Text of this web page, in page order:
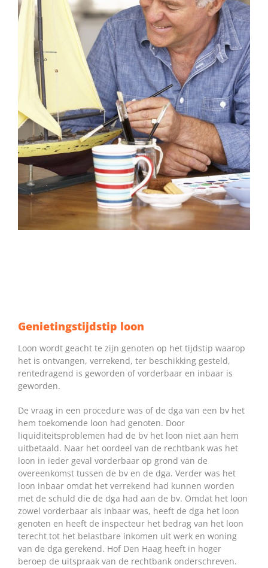
Genietingstijdstip loon
Loon wordt geacht te zijn genoten op het tijdstip waarop
het is ontvangen, verrekend, ter beschikking gesteld,
rentedragend is geworden of vorderbaar en inbaar is
geworden.
De vraag in een procedure was of de dga van een bv het
hem toekomende loon had genoten. Door
liquiditeitsproblemen had de bv het loon niet aan hem
uitbetaald. Naar het oordeel van de rechtbank was het
loon in ieder geval vorderbaar op grond van de
overeenkomst tussen de bv en de dga. Verder was het
loon inbaar omdat het verrekend had kunnen worden
met de schuld die de dga had aan de bv. Omdat het loon
zowel vorderbaar als inbaar was, heeft de dga het loon
genoten en heeft de inspecteur het bedrag van het loon
terecht tot het belastbare inkomen uit werk en woning
van de dga gerekend. Hof Den Haag heeft in hoger
beroep de uitspraak van de rechtbank onderschreven.